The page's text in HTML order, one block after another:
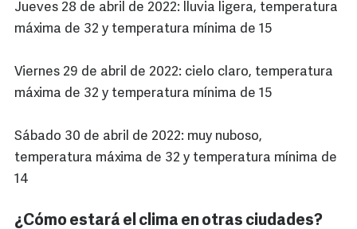
Jueves 28 de abril de 2022: lluvia ligera, temperatura
máxima de 32 y temperatura mínima de 15
Viernes 29 de abril de 2022: cielo claro, temperatura
máxima de 32 y temperatura mínima de 15
Sábado 30 de abril de 2022: muy nuboso,
temperatura máxima de 32 y temperatura mínima de
14
¿Cómo estará el clima en otras ciudades?